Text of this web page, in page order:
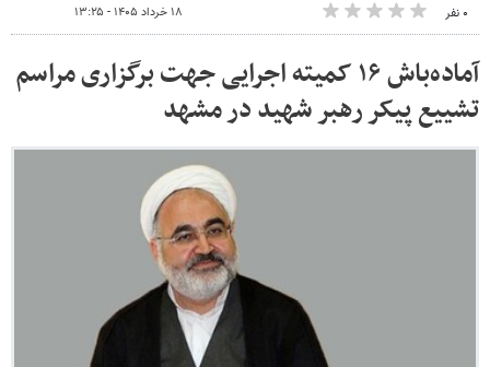
۰ نفر ۱۸ خرداد ۱۴۰۵ - ۱۳:۲۵
آماده‌باش ۱۶ کمیته اجرایی جهت برگزاری مراسم
تشییع پیکر رهبر شهید در مشهد